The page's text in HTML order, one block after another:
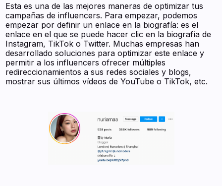
Esta es una de las mejores maneras de optimizar tus
campañas de influencers. Para empezar, podemos
empezar por definir un enlace en la biografía: es el
enlace en el que se puede hacer clic en la biografía de
Instagram, TikTok o Twitter. Muchas empresas han
desarrollado soluciones para optimizar este enlace y
permitir a los influencers ofrecer múltiples
redireccionamientos a sus redes sociales y blogs,
mostrar sus últimos vídeos de YouTube o TikTok, etc.